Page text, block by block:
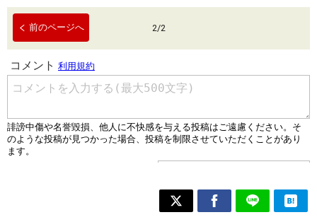
前のページへ 2/2